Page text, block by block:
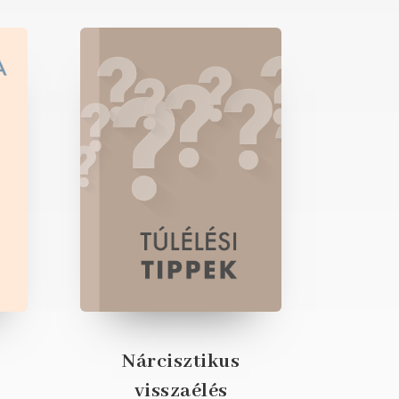
Nárcisztikus
visszaélés